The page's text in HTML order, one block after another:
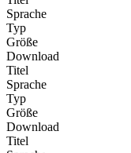
Sprache
Typ
Größe
Download
Titel
Sprache
Typ
Größe
Download
Titel